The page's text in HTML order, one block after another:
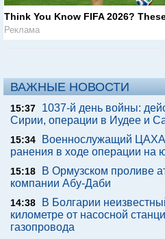
Think You Know FIFA 2026?
Реклама
ВАЖНЫЕ НОВОСТИ
15:37
1037-й день войны:
Сирии, операции в Иудее и
15:34
Военнослужащий
ранения в ходе операции на
15:18
В Ормузском проливе
компании Абу-Даби
14:38
В Болгарии
километре от насосной
газопровода